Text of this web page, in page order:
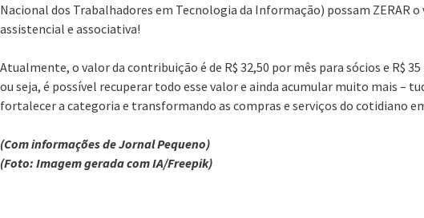
Nacional dos Trabalhadores em Tecnologia da Informação) possam ZERAR
assistencial e associativa!
Atualmente, o valor da contribuição é de R$ 32,50 por mês para sócios e R$
ou seja, é possível recuperar todo esse valor e ainda acumular muito mais –
fortalecer a categoria e transformando as compras e serviços do cotidiano
(Com informações de Jornal Pequeno)
(Foto: Imagem gerada com IA/Freepik)